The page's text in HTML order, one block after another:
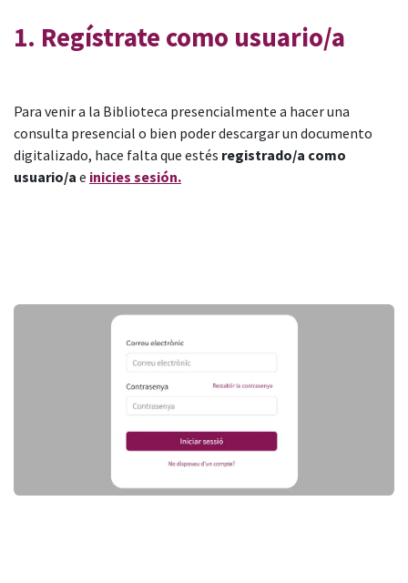
1. Regístrate como usuario/a
Para venir a la Biblioteca presencialmente a hacer una
consulta presencial o bien poder descargar un documento
digitalizado, hace falta que estés registrado/a como
usuario/a e inicies sesión.